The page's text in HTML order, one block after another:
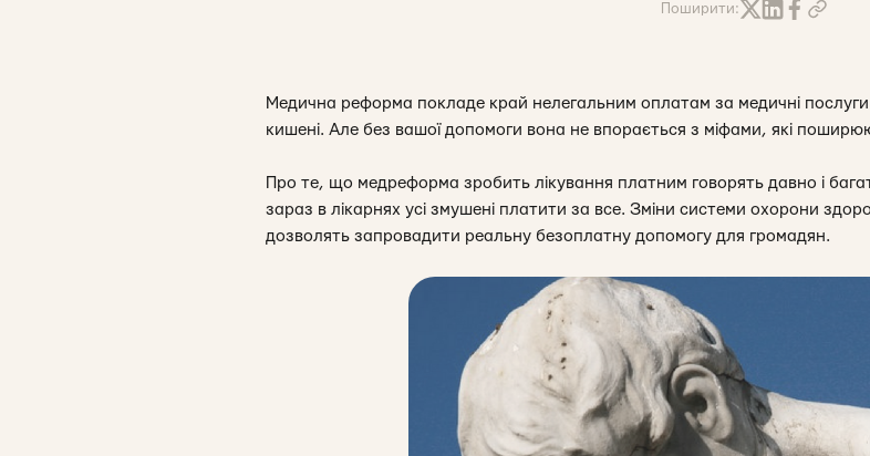
Поширити:
Медична реформа покладе край нелегальним оплатам за медичні послуги
кишені. Але без вашої допомоги вона не впорається з міфами, які
Про те, що медреформа зробить лікування платним говорять давно і
зараз в лікарнях усі змушені платити за все. Зміни системи охорони
дозволять запровадити реальну безоплатну допомогу для громадян.